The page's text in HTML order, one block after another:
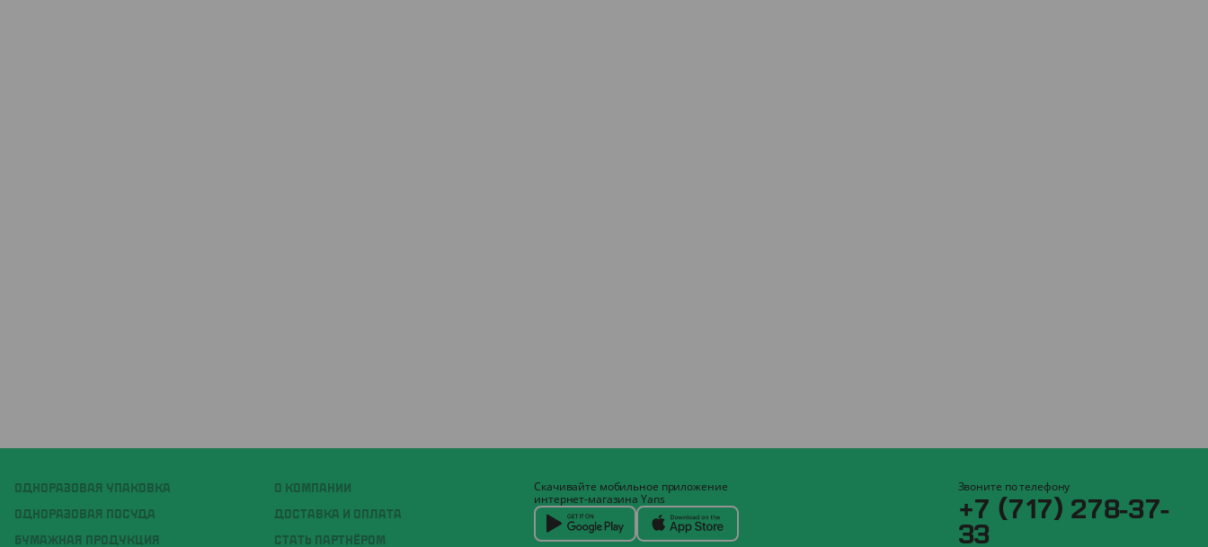
ОДНОРАЗОВАЯ УПАКОВКА
ОДНОРАЗОВАЯ ПОСУДА
БУМАЖНАЯ ПРОДУКЦИЯ
О КОМПАНИИ
ДОСТАВКА И ОПЛАТА
СТАТЬ ПАРТНЁРОМ
Скачивайте мобильное приложение
интернет-магазина Yans
Звоните по телефону
+7 (717) 278-37-
33